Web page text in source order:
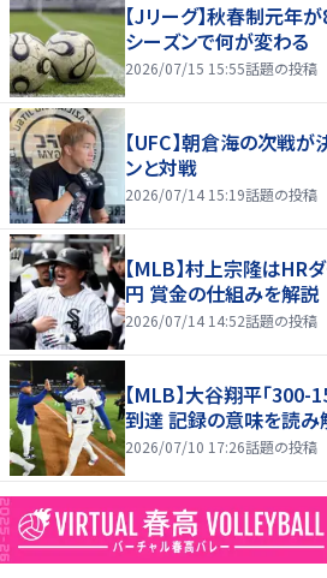
【Jリーグ】秋春制元年
シーズンで何が変わる
2026/07/15 15:55話題の投稿
【UFC】朝倉海の次戦
ンと対戦
2026/07/14 15:19話題の投稿
【MLB】村上宗隆はHR
円 賞金の仕組みを解説
2026/07/14 14:52話題の投稿
【MLB】大谷翔平「
到達 記録の意味を読み
2026/07/10 17:26話題の投稿